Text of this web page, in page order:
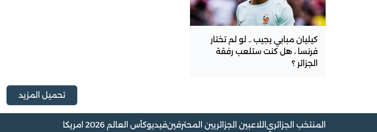
كيليان مبابي يجيب .. لو لم تختار
فرنسا ، هل كنت ستلعب رفقة
الجزائر ؟
تحميل المزيد
المنتخب الجزائري اللاعبين الجزائريين المحترفينفيديوكأس العالم 2026 امريكا